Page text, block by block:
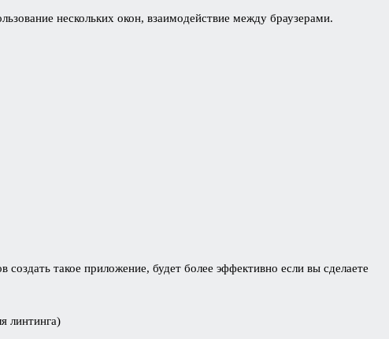
нескольких окон, взаимодействие между браузерами.
такое приложение, будет более эффективно если вы сделаете
линтинга)